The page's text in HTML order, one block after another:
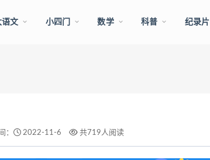
语文 小四门 数学 科普 纪录片
： 2022-11-6 共719人阅读